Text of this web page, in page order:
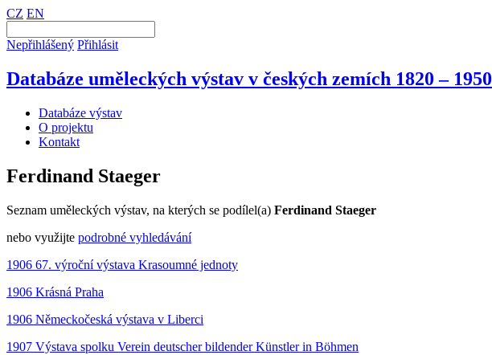
CZ EN
Nepřihlášený Přihlásit
Databáze uměleckých výstav v českých zemích 1820 – 1950
Databáze výstav
O projektu
Kontakt
Ferdinand Staeger
Seznam uměleckých výstav, na kterých se podílel(a) Ferdinand Staeger
nebo využijte podrobné vyhledávání
1906 67. výroční výstava Krasoumné jednoty
1906 Krásná Praha
1906 Německočeská výstava v Liberci
1907 Výstava spolku Verein deutscher bildender Künstler in Böhmen